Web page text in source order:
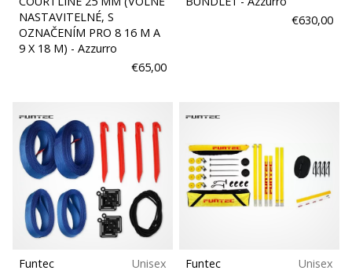
NASTAVITELNÉ, S
OZNAČENÍM PRO 8 16 M A
9 X 18 M) - Azzurro
€65,00
€630,00
Funtec
Unisex
Funtec
Unisex